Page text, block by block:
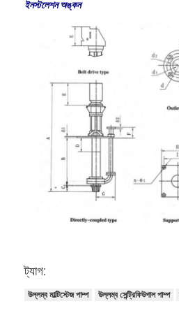
অনুভূমিক স্লারি পাম্প
উল্লম্ব স্লারি পাম্প
সেন্ট্রিফিউগাল স্লারি পাম্প
হেভি ডিউটি ​​স্লারি পাম্প
জলের উৎস তাপ পাম্প
হাইড্রনিক হিট পাম্প
সুইমিং পুল হিট পাম্প
ইনস্টলেশন অঙ্কন
ট্যাগ:
উল্লম্ব মাল্টিস্টেজ পাম্প উল্লম্ব সেন্ট্রিফিউগাল পাম্প